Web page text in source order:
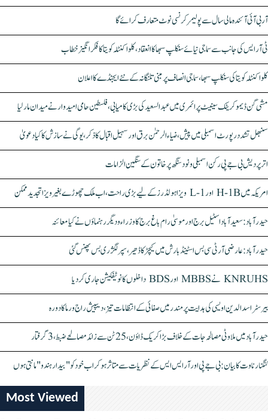
آر بی آئی آئندہ مالی سال سے پولیمر کرنسی نوٹ متعارف کرائے گا
ٹی آر ایس کی جانب سے سماجی نیائے سنکلپ سبھا کا انعقاد، کلواکنٹلہ کویتا کا فکر انگیز خطاب
کلواکنٹلہ کویتا کی سنکلپ سبھا، سماجی انصاف پر مبنی تلنگانہ کے نئے ایجنڈے کا اعلان
مشی گن ڈیموکریٹک سینیٹ پرائمری میں عبدالسعید کی بڑی کامیابی، فلسطین حامی امیدوار نے میدان مار لیا
سنبھل تشدد رپورٹ اسمبلی میں پیش، ضیاء الرحمٰن برق اور سہیل اقبال کا ذکر، یوگی نے سازش کا کیا دعویٰ
اتر پردیش بی جے پی رکن اسمبلی ونود سنگھ پر خاتون کے سنگین الزامات
امریکہ میں H-1B اور L-1 ویزا ہولڈرز کے لیے بڑی راحت، اب ملک چھوڑے بغیر ویزا تجدید ممکن
حیدرآباد: سعیدآباد اسٹیل برج اور موسیٰ رام باغ برج کا وزراء و دیگر رہنماؤں نے کیا معائنہ
حیدرآباد: عارضی آر ٹی سی بس اسٹینڈ بارش میں کیچڑ کا ڈھیر، سپر لگژری بس پھنس گئی
KNRUHS نے MBBS اور BDS داخلوں کا نوٹیفکیشن جاری کر دیا
بیرسٹر اسدالدین اویسی کی ہدایت پر مندر میں صفائی کے انتظامات تیز، دیپیش راج ورما کا دورہ
حیدرآباد میں ملاوٹی مصالحہ جات کے خلاف بڑا کریک ڈاؤن، 25 ٹن سے زائد مصالحے ضبط، 3 گرفتار
کنگنا رناوت کا بیان: بی جے پی اور آر ایس ایس کے نظریات سے متاثر ہو کر اب خود کو "بیدار ہندو" مانتی ہوں
Most Viewed